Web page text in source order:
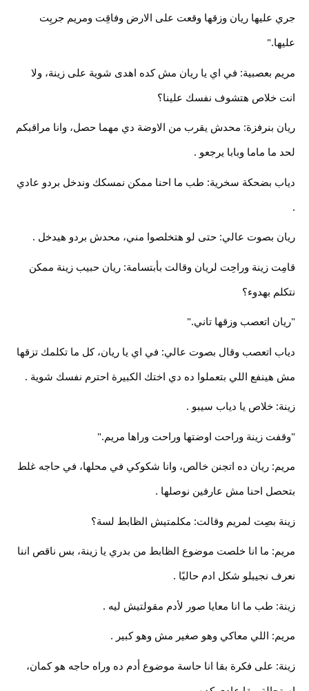
جري عليها ريان وزقها وقعت على الارض وفاقِت ومريم جريِت
عليها."
مريم بعصبية: في اي يا ريان مش كده اهدى شوية على زينة، ولا
انت خلاص هتشوف نفسك علينا؟
ريان بنرفزة: محدش يقرب من الاوضة دي مهما حصل، وانا مراقبكم
لحد ما ماما وبابا يرجعو .
دياب بضحكة سخرية: طب ما احنا ممكن نمسكك وندخل بردو عادي
.
ريان بصوت عالي: حتى لو هتخلصوا مني، محدش بردو هيدخل .
قامِت زينة وراحِت لريان وقالت بأبتسامة: ريان حبيب زينة ممكن
نتكلم بهدوء؟
"ريان اتعصب وزقها تاني."
دياب اتعصب وقال بصوت عالي: في اي يا ريان، كل ما تكلمك تزقها
مش هينفع اللي بتعملوا ده دي اختك الكبيرة احترم نفسك شوية .
زينة: خلاص يا دياب سيبو .
"وقفت زينة وراحت اوضتها وراحت وراها مريم."
مريم: ريان ده اتجنن خالص، وانا شكوكي في محلها، في حاجه غلط
بتحصل احنا مش عارفين نوصلها .
زينة بصِت لمريم وقالت: مكلمتيش الظابط لسة؟
مريم: ما انا خلصت موضوع الظابط من بدري يا زينة، بس ناقص اننا
نعرف نجيبلو شكل ادم حاليًا .
زينة: طب ما انا معايا صور لأدم مقولتيش ليه .
مريم: اللي معاكي وهو صغير مش وهو كبير .
زينة: على فكرة بقا انا حاسة موضوع أدم ده وراه حاجه هو كمان،